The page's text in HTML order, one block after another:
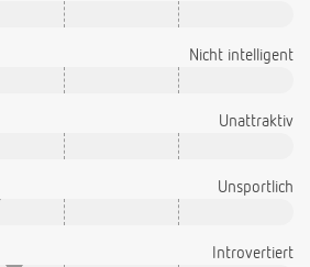
Nicht intelligent
Unattraktiv
Unsportlich
Introvertiert